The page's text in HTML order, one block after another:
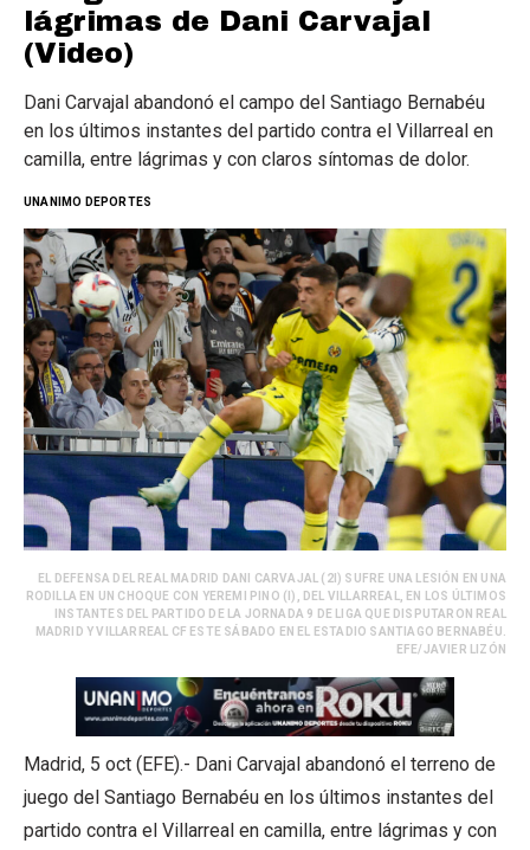
lágrimas de Dani Carvajal
(Video)
Dani Carvajal abandonó el campo del Santiago Bernabéu
en los últimos instantes del partido contra el Villarreal en
camilla, entre lágrimas y con claros síntomas de dolor.
UNANIMO DEPORTES
EL DEFENSA DEL REAL MADRID DANI CARVAJAL (2I) SUFRE UNA LESIÓN EN UNA
RODILLA EN UN CHOQUE CON YEREMI PINO (I), DEL VILLARREAL, EN LOS ÚLTIMOS
INSTANTES DEL PARTIDO DE LA JORNADA 9 DE LIGA QUE DISPUTARON REAL
MADRID Y VILLARREAL CF ESTE SÁBADO EN EL ESTADIO SANTIAGO BERNABÉU.
EFE/JAVIER LIZÓN
Madrid, 5 oct (EFE).- Dani Carvajal abandonó el terreno de
juego del Santiago Bernabéu en los últimos instantes del
partido contra el Villarreal en camilla, entre lágrimas y con